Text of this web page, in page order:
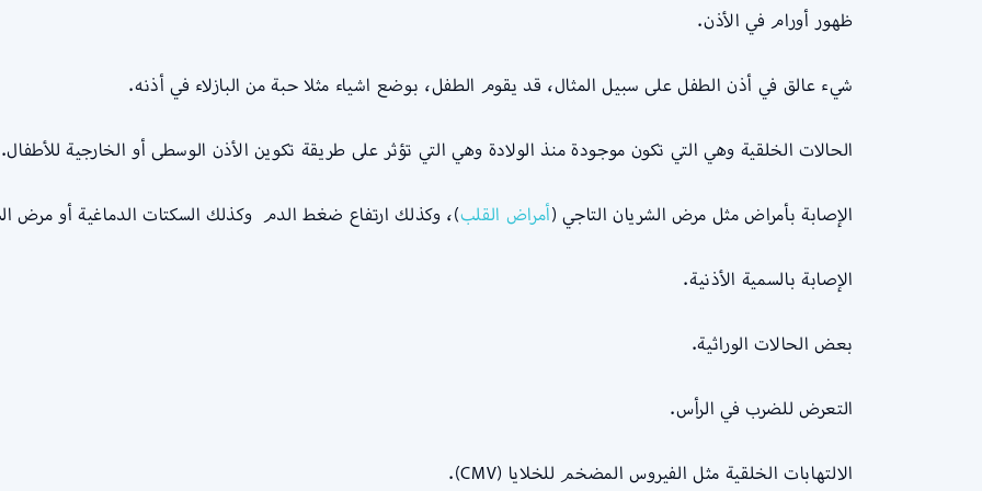
ظهور أورام في الأذن.
شيء عالق في أذن الطفل على سبيل المثال، قد يقوم الطفل، بوضع اشياء مثلا حبة من البازلاء في أذنه.
الحالات الخلقية وهي التي تكون موجودة منذ الولادة وهي التي تؤثر على طريقة تكوين الأذن الوسطى أو الخارجية للأطفال.
الإصابة بأمراض مثل مرض الشريان التاجي (أمراض القلب)، وكذلك ارتفاع ضغط الدم وكذلك السكتات الدماغية أو مرض
الإصابة بالسمية الأذنية.
بعض الحالات الوراثية.
التعرض للضرب في الرأس.
الالتهابات الخلقية مثل الفيروس المضخم للخلايا (CMV).